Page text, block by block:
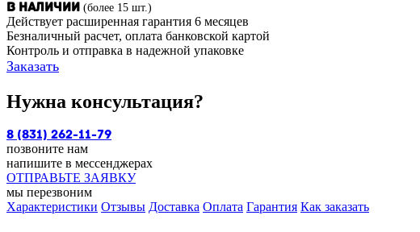
В наличии (более 15 шт.)
Действует расширенная гарантия 6 месяцев
Безналичный расчет, оплата банковской картой
Контроль и отправка в надежной упаковке
Заказать
Нужна консультация?
8 (831) 262-11-79
позвоните нам
напишите в мессенджерах
ОТПРАВЬТЕ ЗАЯВКУ
мы перезвоним
Характеристики Отзывы Доставка Оплата Гарантия Как заказать